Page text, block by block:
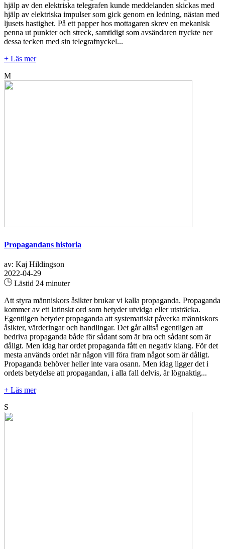
hjälp av den elektriska telegrafen kunde meddelanden skickas med
hjälp av elektriska impulser som gick genom en ledning, nästan med
ljusets hastighet. På ett papper hos mottagaren skrev en mekanisk
penna ut punkter och streck, samtidigt som avsändaren tryckte ner
dessa tecken med sin telegrafnyckel...
+ Läs mer
M
Propagandans historia
av: Kaj Hildingson
2022-04-29
Lästid 24 minuter
Att styra människors åsikter brukar vi kalla propaganda. Propaganda
kommer av ett latinskt ord som betyder utvidga eller utsträcka.
Egentligen betyder propaganda att systematiskt påverka människors
åsikter, värderingar och handlingar. Det går alltså egentligen att
bedriva propaganda både för sådant som är bra och sådant som är
dåligt. Men idag har ordet propaganda fått en negativ klang. För det
mesta används ordet när någon vill föra fram något som är dåligt.
Propaganda behöver heller inte vara osann. Men idag ligger det i
ordets betydelse att propagandan, i alla fall delvis, är lögnaktig...
+ Läs mer
S